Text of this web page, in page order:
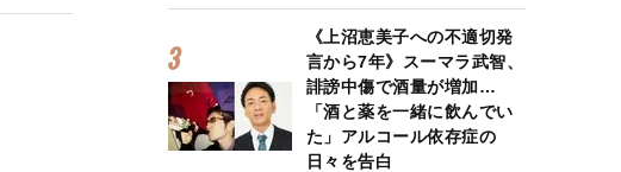
《上沼恵美子への不適切発
言から7年》スーマラ武智、
誹謗中傷で酒量が増加…
「酒と薬を一緒に飲んでい
た」アルコール依存症の
日々を告白